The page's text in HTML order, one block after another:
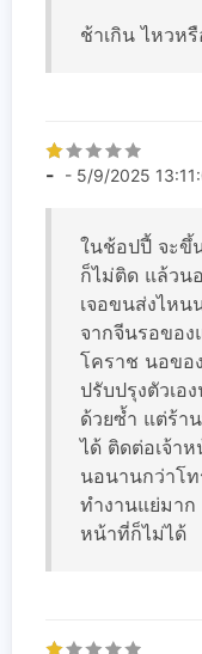
ช้าเกิน ไหวห
- - 5/9/2025
ในช้อปปี้ จะขึ้
ก็ไม่ติด แล้วน
เจอขนส่งไห
จากจีนรอของ
โคราช นอขอ
ปรับปรุงตัวเอ
ด้วยซ้ำ แต่ร้า
ได้ ติดต่อเจ้า
นอนานกว่าโ
ทำงานแย่มาก
หน้าที่ก็ไม่ได้